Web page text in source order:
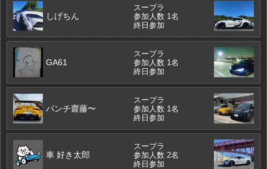
しげちん
スープラ
参加人数 1名
終日参加
GA61
スープラ
参加人数 1名
終日参加
パンチ齋藤〜
スープラ
参加人数 1名
終日参加
車 好き太郎
スープラ
参加人数 2名
終日参加